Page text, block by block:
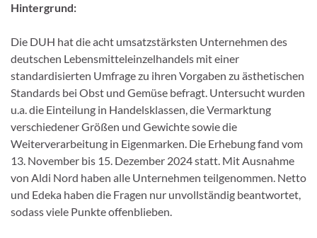
Hintergrund:
Die DUH hat die acht umsatzstärksten Unternehmen des
deutschen Lebensmitteleinzelhandels mit einer
standardisierten Umfrage zu ihren Vorgaben zu ästhetischen
Standards bei Obst und Gemüse befragt. Untersucht wurden
u.a. die Einteilung in Handelsklassen, die Vermarktung
verschiedener Größen und Gewichte sowie die
Weiterverarbeitung in Eigenmarken. Die Erhebung fand vom
13. November bis 15. Dezember 2024 statt. Mit Ausnahme
von Aldi Nord haben alle Unternehmen teilgenommen. Netto
und Edeka haben die Fragen nur unvollständig beantwortet,
sodass viele Punkte offenblieben.